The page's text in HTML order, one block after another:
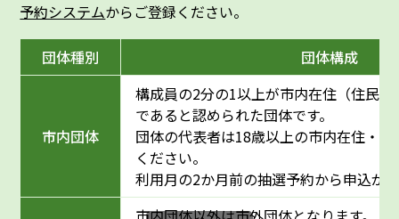
予約システムからご登録ください。
団体種別 団体構成
市内団体
構成員の2分の1以上が市内在住（住民
であると認められた団体です。
団体の代表者は18歳以上の市内在住・
ください。
利用月の2か月前の抽選予約から申込が